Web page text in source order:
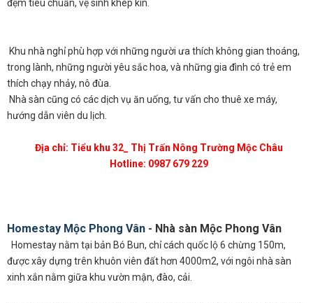
đệm tiêu chuẩn, vệ sinh khép kín.
Khu nhà nghỉ phù hợp với những người ưa thích không gian thoáng,
trong lành, những người yêu sắc hoa, và những gia đình có trẻ em
thích chạy nhảy, nô đùa.
Nhà sàn cũng có các dịch vụ ăn uống, tư vấn cho thuê xe máy,
hướng dẫn viên du lịch.
Địa chỉ: Tiểu khu 32_ Thị Trấn Nông Trường Mộc Châu
Hotline: 0987 679 229
Homestay Mộc Phong Vân - Nhà sàn Mộc Phong Vân
Homestay nằm tại bản Bó Bun, chỉ cách quốc lộ 6 chừng 150m,
được xây dựng trên khuôn viên đất hơn 4000m2, với ngôi nhà sàn
xinh xắn nằm giữa khu vườn mận, đào, cải.